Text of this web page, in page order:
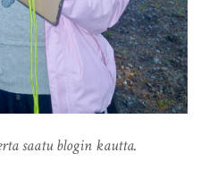
saatu blogin kautta.